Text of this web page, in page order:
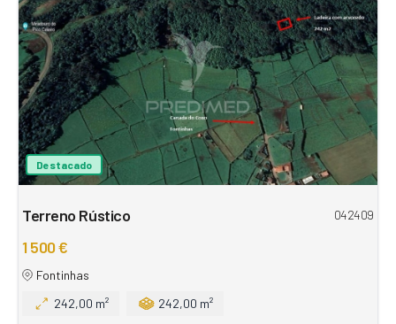
Destacado
Terreno Rústico 042409
1 500 €
Fontinhas
242,00 m²
242,00 m²